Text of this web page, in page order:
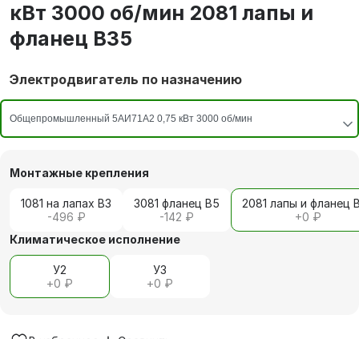
кВт 3000 об/мин 2081 лапы и
фланец В35
Электродвигатель по назначению
Монтажные крепления
1081 на лапах В3
-496 ₽
3081 фланец В5
-142 ₽
2081 лапы и фланец
+0 ₽
Климатическое исполнение
У2
+0 ₽
У3
+0 ₽